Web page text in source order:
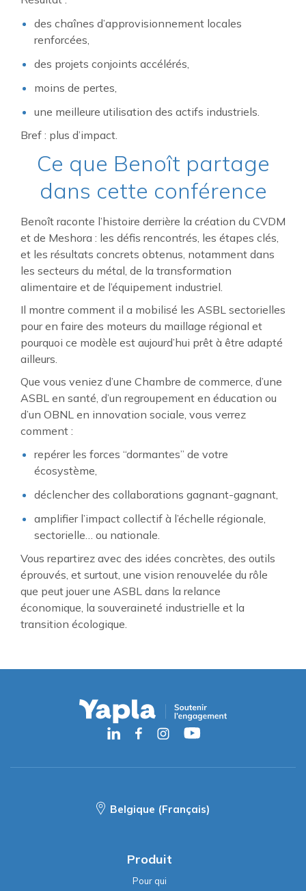
des chaînes d’approvisionnement locales
renforcées,
des projets conjoints accélérés,
moins de pertes,
une meilleure utilisation des actifs industriels.
Bref : plus d’impact.
Ce que Benoît partage
dans cette conférence
Benoît raconte l’histoire derrière la création du CVDM
et de Meshora : les défis rencontrés, les étapes clés,
et les résultats concrets obtenus, notamment dans
les secteurs du métal, de la transformation
alimentaire et de l’équipement industriel.
Il montre comment il a mobilisé les ASBL sectorielles
pour en faire des moteurs du maillage régional et
pourquoi ce modèle est aujourd’hui prêt à être adapté
ailleurs.
Que vous veniez d’une Chambre de commerce, d’une
ASBL en santé, d’un regroupement en éducation ou
d’un OBNL en innovation sociale, vous verrez
comment :
repérer les forces “dormantes” de votre
écosystème,
déclencher des collaborations gagnant-gagnant,
amplifier l’impact collectif à l’échelle régionale,
sectorielle… ou nationale.
Vous repartirez avec des idées concrètes, des outils
éprouvés, et surtout, une vision renouvelée du rôle
que peut jouer une ASBL dans la relance
économique, la souveraineté industrielle et la
transition écologique.
Belgique (Français)
Produit
Pour qui